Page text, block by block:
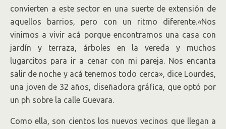
convierten a este sector en una suerte de extensión de
aquellos barrios, pero con un ritmo diferente.«Nos
vinimos a vivir acá porque encontramos una casa con
jardín y terraza, árboles en la vereda y muchos
lugarcitos para ir a cenar con mi pareja. Nos encanta
salir de noche y acá tenemos todo cerca», dice Lourdes,
una joven de 32 años, diseñadora gráfica, que optó por
un ph sobre la calle Guevara.
Como ella, son cientos los nuevos vecinos que llegan a